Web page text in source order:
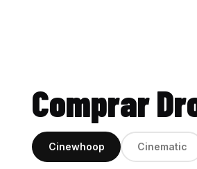
Comprar
Cinewhoop Cinematic